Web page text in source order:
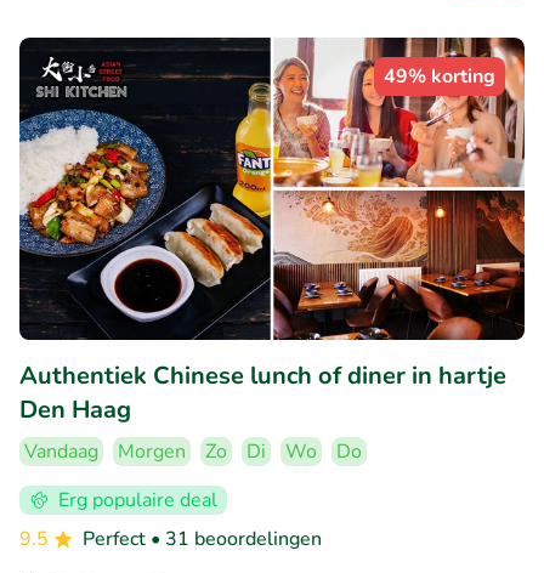
49% korting
Authentiek Chinese lunch of diner in hartje
Den Haag
Vandaag Morgen Zo Di Wo
Do
Erg populaire deal
9.5
Perfect • 31 beoordelingen